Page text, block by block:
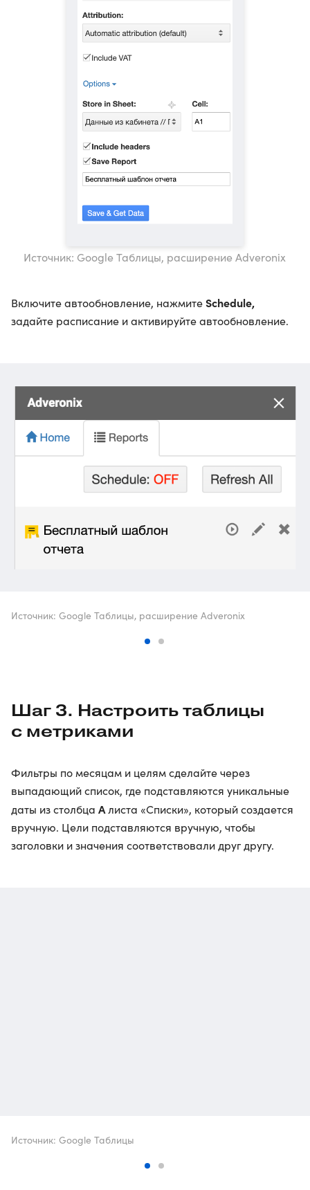
Источник: Google Таблицы, расширение Adveronix
Включите автообновление, нажмитеSchedule,
задайте расписание и активируйте автообновление.
Источник: Google Таблицы, расширение Adveronix
Шаг 3. Настроить таблицы
с метриками
Фильтры по месяцам и целям сделайте через
выпадающий список, где подставляются уникальные
даты из столбца Aлиста «Списки», который создается
вручную. Цели подставляются вручную, чтобы
заголовки и значения соответствовали друг другу.
Источник: Google Таблицы